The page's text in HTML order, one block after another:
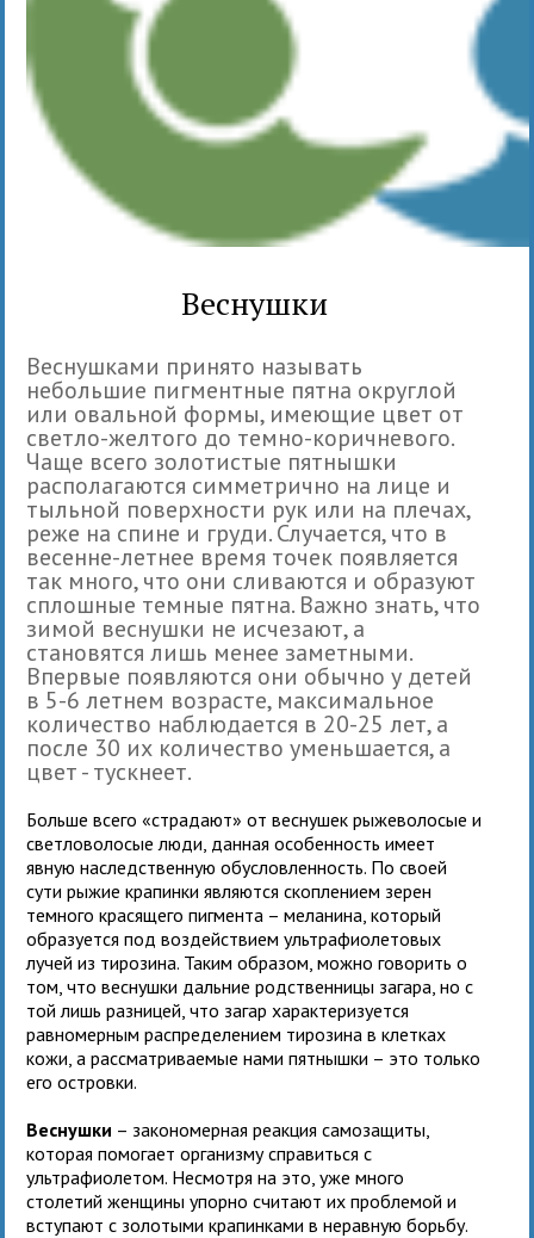
Веснушки
Веснушками принято называть
небольшие пигментные пятна округлой
или овальной формы, имеющие цвет от
светло-желтого до темно-коричневого.
Чаще всего золотистые пятнышки
располагаются симметрично на лице и
тыльной поверхности рук или на плечах,
реже на спине и груди. Случается, что в
весенне-летнее время точек появляется
так много, что они сливаются и образуют
сплошные темные пятна. Важно знать, что
зимой веснушки не исчезают, а
становятся лишь менее заметными.
Впервые появляются они обычно у детей
в 5-6 летнем возрасте, максимальное
количество наблюдается в 20-25 лет, а
после 30 их количество уменьшается, а
цвет - тускнеет.
Больше всего «страдают» от веснушек рыжеволосые и
светловолосые люди, данная особенность имеет
явную наследственную обусловленность. По своей
сути рыжие крапинки являются скоплением зерен
темного красящего пигмента – меланина, который
образуется под воздействием ультрафиолетовых
лучей из тирозина. Таким образом, можно говорить о
том, что веснушки дальние родственницы загара, но с
той лишь разницей, что загар характеризуется
равномерным распределением тирозина в клетках
кожи, а рассматриваемые нами пятнышки – это только
его островки.
Веснушки – закономерная реакция самозащиты,
которая помогает организму справиться с
ультрафиолетом. Несмотря на это, уже много
столетий женщины упорно считают их проблемой и
вступают с золотыми крапинками в неравную борьбу.